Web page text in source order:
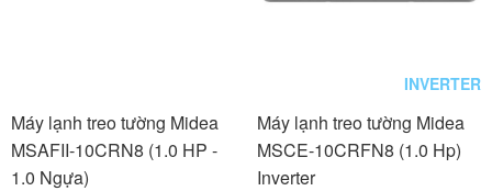
Máy lạnh treo tường Midea
MSAFII-10CRN8 (1.0 HP -
1.0 Ngựa)
INVERTER
Máy lạnh treo tường Midea
MSCE-10CRFN8 (1.0 Hp)
Inverter